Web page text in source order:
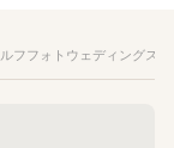
フフォトウェディングスタ